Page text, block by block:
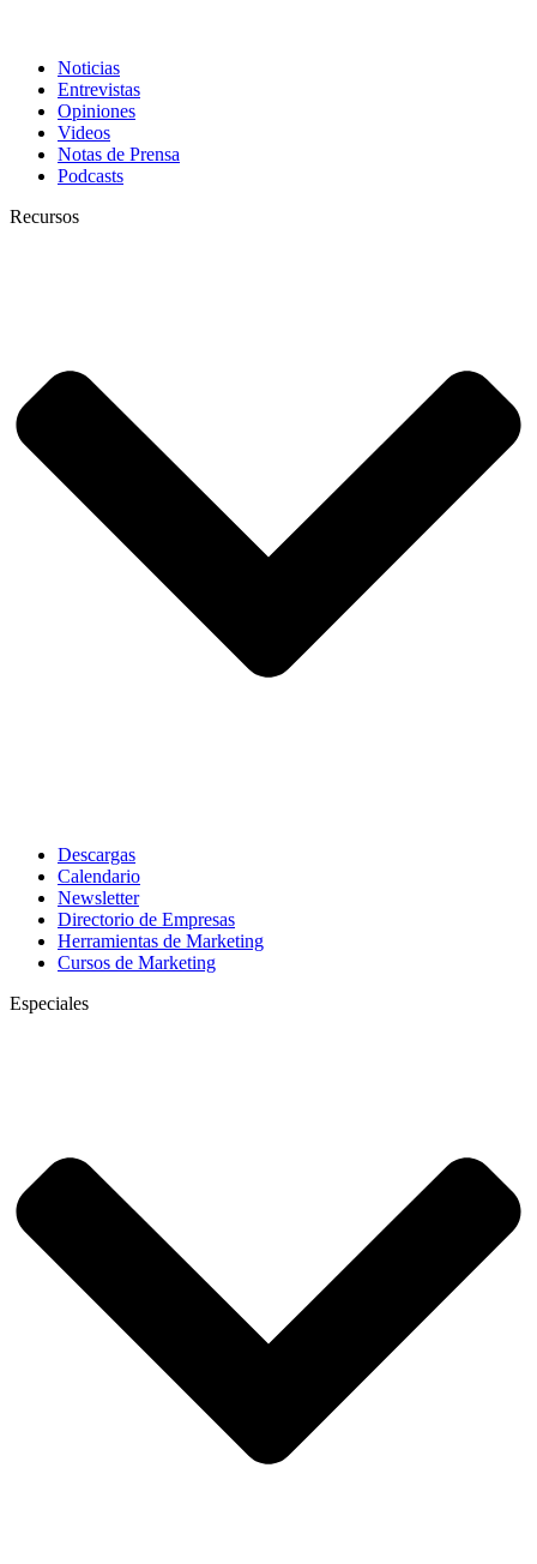
Noticias
Entrevistas
Opiniones
Videos
Notas de Prensa
Podcasts
Recursos
Descargas
Calendario
Newsletter
Directorio de Empresas
Herramientas de Marketing
Cursos de Marketing
Especiales